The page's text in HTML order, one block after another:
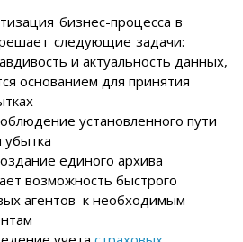
бизнес-процесса в
следующие задачи:
и актуальность данных,
основанием для принятия
установленного пути
убытка
единого архива
возможность быстрого
агентов к необходимым